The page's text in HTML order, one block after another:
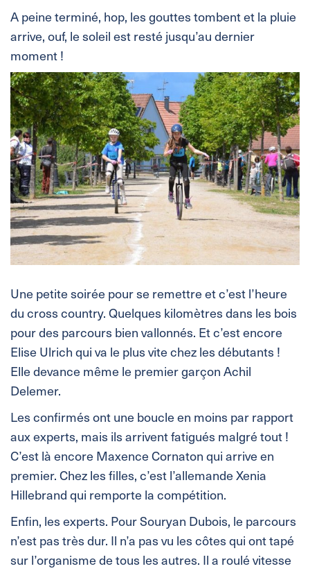
A peine terminé, hop, les gouttes tombent et la pluie
arrive, ouf, le soleil est resté jusqu’au dernier
moment !
Une petite soirée pour se remettre et c’est l’heure
du cross country. Quelques kilomètres dans les bois
pour des parcours bien vallonnés. Et c’est encore
Elise Ulrich qui va le plus vite chez les débutants !
Elle devance même le premier garçon Achil
Delemer.
Les confirmés ont une boucle en moins par rapport
aux experts, mais ils arrivent fatigués malgré tout !
C’est là encore Maxence Cornaton qui arrive en
premier. Chez les filles, c’est l’allemande Xenia
Hillebrand qui remporte la compétition.
Enfin, les experts. Pour Souryan Dubois, le parcours
n’est pas très dur. Il n’a pas vu les côtes qui ont tapé
sur l’organisme de tous les autres. Il a roulé vitesse